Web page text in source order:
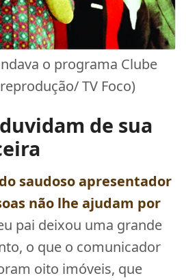
o programa Clube
TV Foco)
de sua
saudoso apresentador
não lhe ajudam por
pai deixou uma grande
o que o comunicador
oito imóveis, que